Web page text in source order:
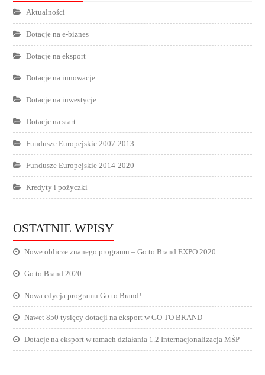
Aktualności
Dotacje na e-biznes
Dotacje na eksport
Dotacje na innowacje
Dotacje na inwestycje
Dotacje na start
Fundusze Europejskie 2007-2013
Fundusze Europejskie 2014-2020
Kredyty i pożyczki
OSTATNIE WPISY
Nowe oblicze znanego programu – Go to Brand EXPO 2020
Go to Brand 2020
Nowa edycja programu Go to Brand!
Nawet 850 tysięcy dotacji na eksport w GO TO BRAND
Dotacje na eksport w ramach działania 1.2 Internacjonalizacja MŚP